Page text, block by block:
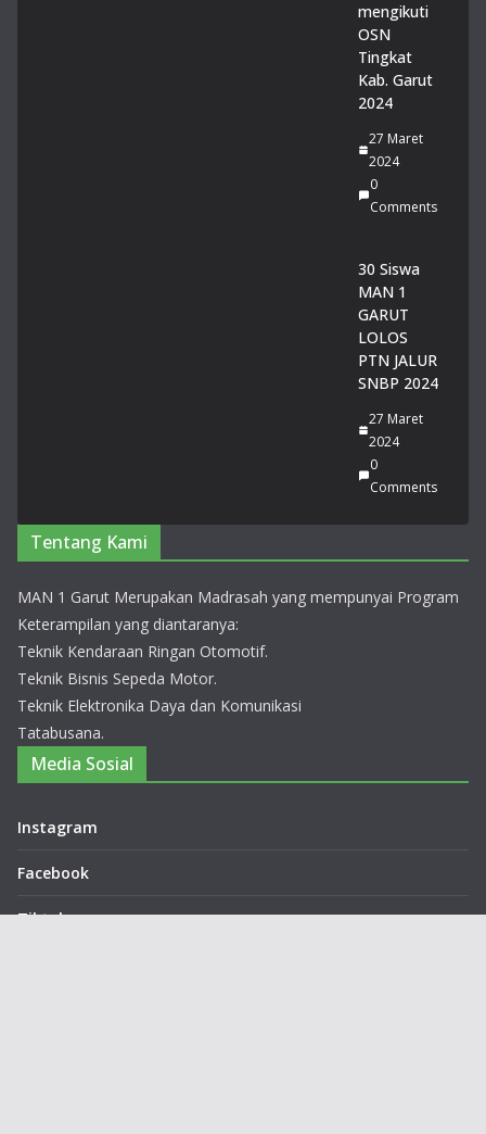
mengikuti
OSN
Tingkat
Kab. Garut
2024
27 Maret
2024
0
Comments
30 Siswa
MAN 1
GARUT
LOLOS
PTN JALUR
SNBP 2024
27 Maret
2024
0
Comments
Tentang Kami
MAN 1 Garut Merupakan Madrasah yang mempunyai Program
Keterampilan yang diantaranya:
Teknik Kendaraan Ringan Otomotif.
Teknik Bisnis Sepeda Motor.
Teknik Elektronika Daya dan Komunikasi
Tatabusana.
Media Sosial
Instagram
Facebook
Tiktok